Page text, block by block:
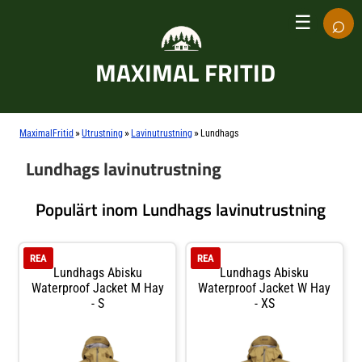
MAXIMAL FRITID
☰ ⌕
MaximalFritid »Utrustning » Lavinutrustning » Lundhags
Lundhags lavinutrustning
Populärt inom Lundhags lavinutrustning
Lundhags Abisku
Waterproof Jacket M Hay
- S
REA
Lundhags Abisku
Waterproof Jacket W Hay
- XS
REA